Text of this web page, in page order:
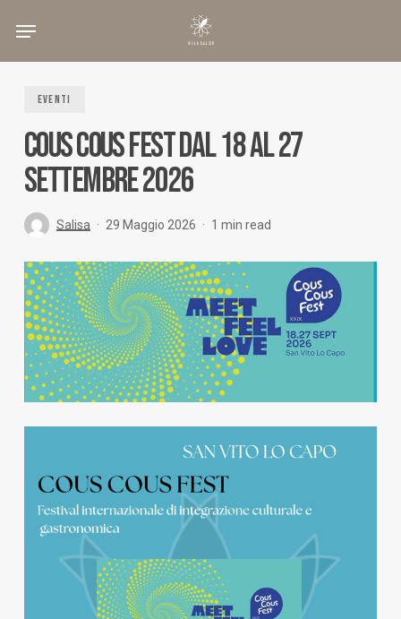
main
EVENTI
COUS COUS FEST DAL 18 AL 27
SETTEMBRE 2026
Salisa 29 Maggio 2026 1 min read